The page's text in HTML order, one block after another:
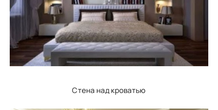
Стена над кроватью